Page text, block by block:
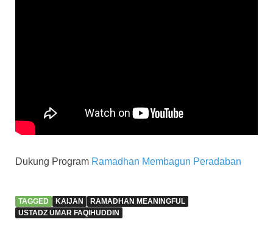
Dukung Program Ramadhan Membagun Peradaban
TAGGED KAIJAN
RAMADHAN MEANINGFUL
USTADZ UMAR FAQIHUDDIN